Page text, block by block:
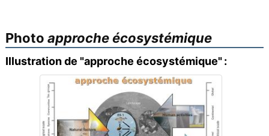
Photo approche écosystémique
Illustration de "approche écosystémique" :